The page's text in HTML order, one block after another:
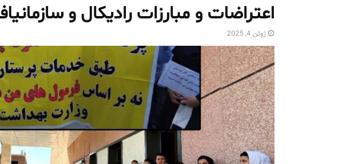
اعتراضات و مبارزات رادیکال و
ژوئن 4, 2025